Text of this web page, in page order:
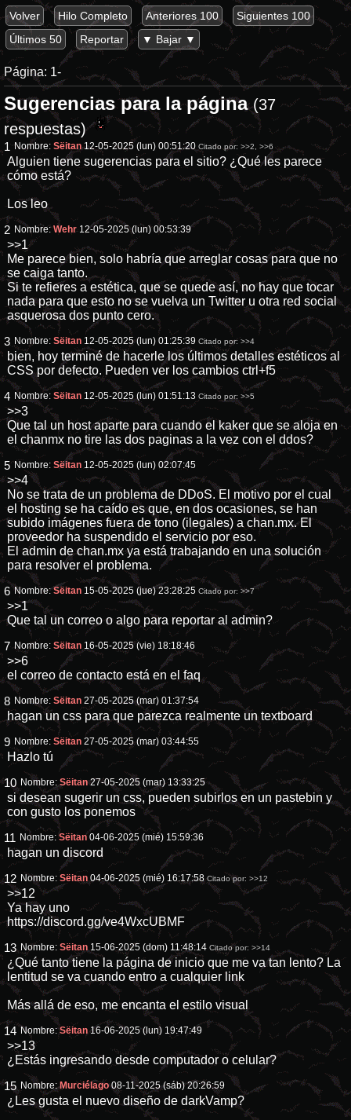
Volver Hilo Completo Anteriores 100
Siguientes 100
Últimos 50
Reportar ▼ Bajar ▼
Página: 1-
Sugerencias para la página(37
respuestas)
1 Nombre:Sëitan 12-05-2025 (lun) 00:51:20 Citado por:>>2,>>6
Alguien tiene sugerencias para el sitio? ¿Qué les parece
cómo está?
Los leo
2 Nombre:Wehr 12-05-2025 (lun) 00:53:39
>>1
Me parece bien, solo habría que arreglar cosas para que no
se caiga tanto.
Si te refieres a estética, que se quede así, no hay que tocar
nada para que esto no se vuelva un Twitter u otra red social
asquerosa dos punto cero.
3 Nombre:Sëitan 12-05-2025 (lun) 01:25:39 Citado por:>>4
bien, hoy terminé de hacerle los últimos detalles estéticos al
CSS por defecto. Pueden ver los cambios ctrl+f5
4 Nombre:Sëitan 12-05-2025 (lun) 01:51:13 Citado por:>>5
>>3
Que tal un host aparte para cuando el kaker que se aloja en
el chanmx no tire las dos paginas a la vez con el ddos?
5 Nombre:Sëitan 12-05-2025 (lun) 02:07:45
>>4
No se trata de un problema de DDoS. El motivo por el cual
el hosting se ha caído es que, en dos ocasiones, se han
subido imágenes fuera de tono (ilegales) a chan.mx. El
proveedor ha suspendido el servicio por eso.
El admin de chan.mx ya está trabajando en una solución
para resolver el problema.
6 Nombre:Sëitan 15-05-2025 (jue) 23:28:25 Citado por:>>7
>>1
Que tal un correo o algo para reportar al admin?
7 Nombre:Sëitan 16-05-2025 (vie) 18:18:46
>>6
el correo de contacto está en el faq
8 Nombre:Sëitan 27-05-2025 (mar) 01:37:54
hagan un css para que parezca realmente un textboard
9 Nombre:Sëitan 27-05-2025 (mar) 03:44:55
Hazlo tú
10 Nombre:Sëitan 27-05-2025 (mar) 13:33:25
si desean sugerir un css, pueden subirlos en un pastebin y
con gusto los ponemos
11 Nombre:Sëitan 04-06-2025 (mié) 15:59:36
hagan un discord
12 Nombre:Sëitan 04-06-2025 (mié) 16:17:58 Citado por:>>12
>>12
Ya hay uno
https://discord.gg/ve4WxcUBMF
13 Nombre:Sëitan 15-06-2025 (dom) 11:48:14 Citado por:>>14
¿Qué tanto tiene la página de inicio que me va tan lento? La
lentitud se va cuando entro a cualquier link
Más allá de eso, me encanta el estilo visual
14 Nombre:Sëitan 16-06-2025 (lun) 19:47:49
>>13
¿Estás ingresando desde computador o celular?
15 Nombre:Murciélago 08-11-2025 (sáb) 20:26:59
¿Les gusta el nuevo diseño de darkVamp?